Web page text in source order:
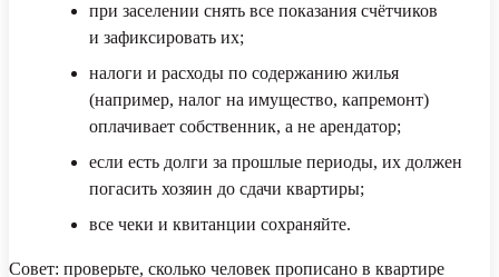
при заселении снять все показания счётчиков
и зафиксировать их;
налоги и расходы по содержанию жилья
(например, налог на имущество, капремонт)
оплачивает собственник, а не арендатор;
если есть долги за прошлые периоды, их должен
погасить хозяин до сдачи квартиры;
все чеки и квитанции сохраняйте.
Совет: проверьте, сколько человек прописано в квартире